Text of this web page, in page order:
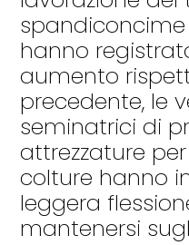
hanno
aumento
precedente, le
seminatrici di
attrezzature
colture hanno
leggera
mantenersi